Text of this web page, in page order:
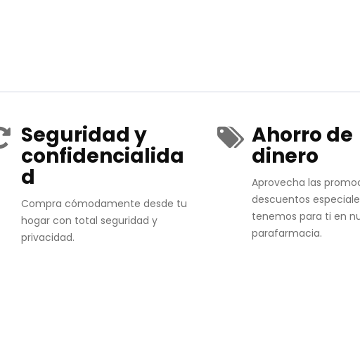
Seguridad y
confidencialida
d
Compra cómodamente desde tu
hogar con total seguridad y
privacidad.
Ahorro de
dinero
Aprovecha las
descuentos
tenemos para ti en
parafarmacia.